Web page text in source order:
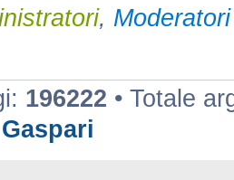
,
196222 • Totale